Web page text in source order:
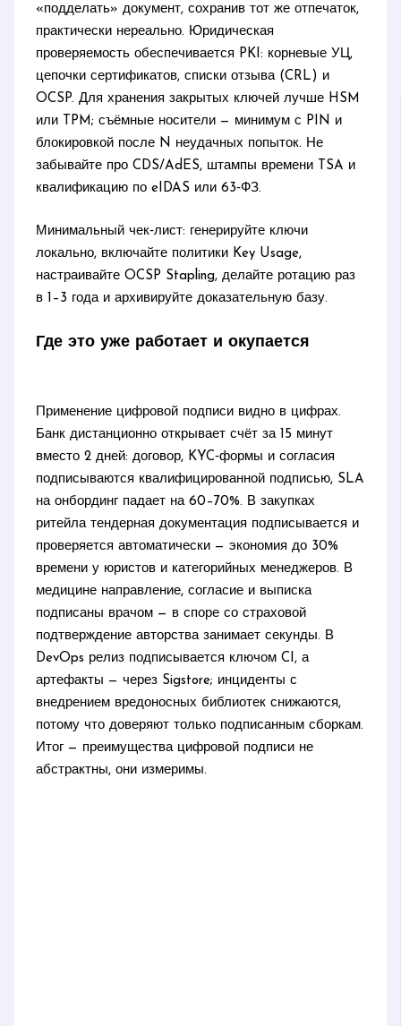
«подделать» документ, сохранив тот же отпечаток,
практически нереально. Юридическая
проверяемость обеспечивается PKI: корневые УЦ,
цепочки сертификатов, списки отзыва (CRL) и
OCSP. Для хранения закрытых ключей лучше HSM
или TPM; съёмные носители — минимум с PIN и
блокировкой после N неудачных попыток. Не
забывайте про CDS/AdES, штампы времени TSA и
квалификацию по eIDAS или 63‑ФЗ.
Минимальный чек‑лист: генерируйте ключи
локально, включайте политики Key Usage,
настраивайте OCSP Stapling, делайте ротацию раз
в 1–3 года и архивируйте доказательную базу.
Где это уже работает и окупается
Применение цифровой подписи видно в цифрах.
Банк дистанционно открывает счёт за 15 минут
вместо 2 дней: договор, KYC‑формы и согласия
подписываются квалифицированной подписью, SLA
на онбординг падает на 60–70%. В закупках
ритейла тендерная документация подписывается и
проверяется автоматически — экономия до 30%
времени у юристов и категорийных менеджеров. В
медицине направление, согласие и выписка
подписаны врачом — в споре со страховой
подтверждение авторства занимает секунды. В
DevOps релиз подписывается ключом CI, а
артефакты — через Sigstore; инциденты с
внедрением вредоносных библиотек снижаются,
потому что доверяют только подписанным сборкам.
Итог — преимущества цифровой подписи не
абстрактны, они измеримы.